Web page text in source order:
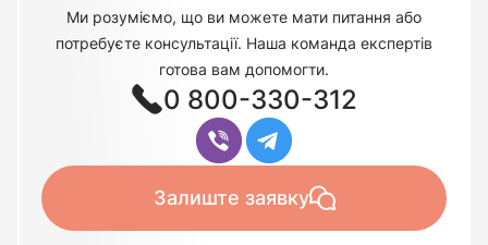
Ми розуміємо, що ви можете мати питання або
потребуєте консультації. Наша команда експертів
готова вам допомогти.
0 800-330-312
Залиште заявку